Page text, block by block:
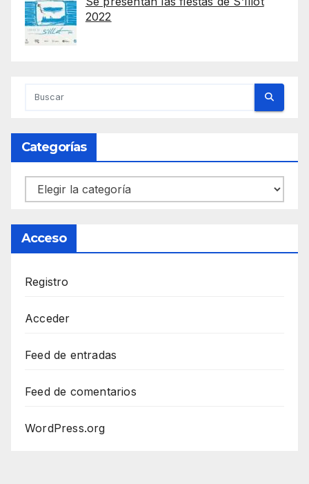
2022
Categorías
Categorías
Acceso
Registro
Acceder
Feed de entradas
Feed de comentarios
WordPress.org